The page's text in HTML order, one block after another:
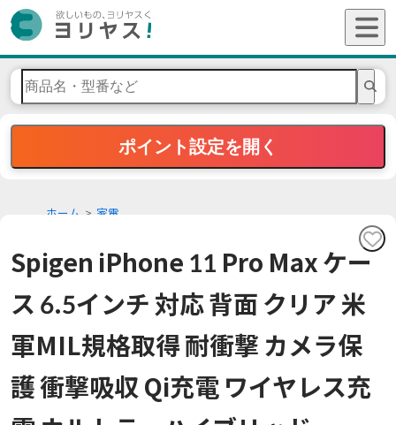
ポイント設定を開く
ホーム 家電
Spigen iPhone 11 Pro Max ケー
ス 6.5インチ 対応 背面 クリア 米
軍MIL規格取得 耐衝撃 カメラ保
護 衝撃吸収 Qi充電 ワイヤレス充